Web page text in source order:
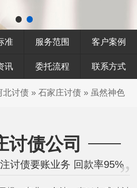
准 服务范围 客户案例
讯 委托流程 联系方式
北讨债» 石家庄讨债» 虽然神色
讨债公司
讨债要账业务 回款率95%